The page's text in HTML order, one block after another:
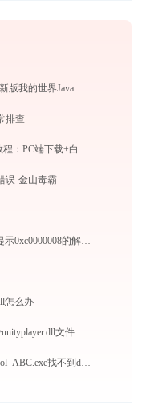
PCL2启动器下载安装教程——2026最新版我的世界Java版启动器配置指南
排查
误-金山毒霸
IE浏览器主程序 iexplore.exe运行错误提示0xc0000008的解决办法
怎么办
Microsoft Visual C++ 6.0 3.exe提示缺少unityplayer.dll文件的解决办法
天地融 DB CSP 版本1.1.1.5 打开DBTool_ABC.exe找不到dbtoken_abc.dll怎么办